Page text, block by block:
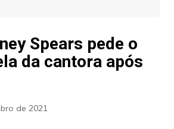
Spears pede o
da cantora após
de 2021